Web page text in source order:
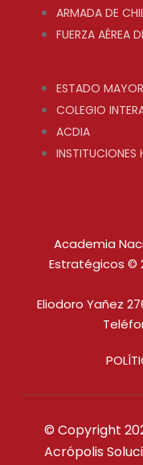
ARMADA DE
FUERZA AÉREA
ESTADO
COLEGIO
ACDIA
Academia
Estratégicos ©
Eliodoro Yañez
© Copyright
Acrópolis